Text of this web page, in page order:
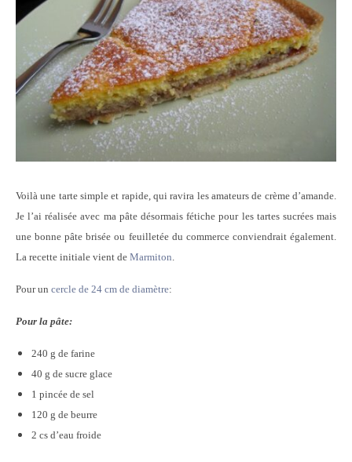
Voilà une tarte simple et rapide, qui ravira les amateurs de crème d’amande.
Je l’ai réalisée avec ma pâte désormais fétiche pour les tartes sucrées mais
une bonne pâte brisée ou feuilletée du commerce conviendrait également.
La recette initiale vient de Marmiton.
Pour un cercle de 24 cm de diamètre:
Pour la pâte:
240 g de farine
40 g de sucre glace
1 pincée de sel
120 g de beurre
2 cs d’eau froide